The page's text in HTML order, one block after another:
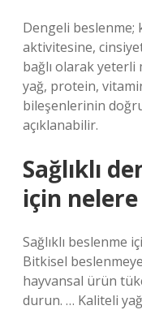
Dengeli
aktivitesine,
bağlı olarak
yağ, protein,
bileşenlerinin
açıklanabilir.
Sağlıklı
için
Sağlıklı beslenme
Bitkisel
hayvansal ürün
durun. … Kaliteli